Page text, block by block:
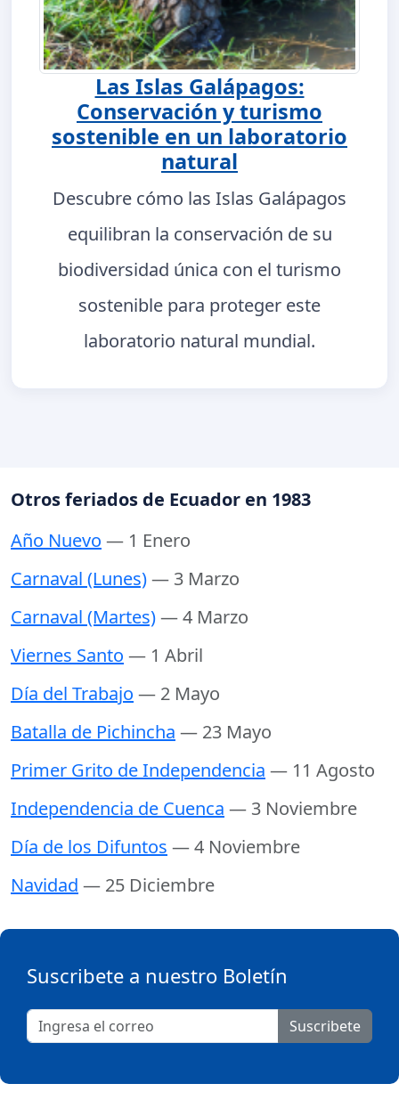
Las Islas Galápagos:
Conservación y turismo
sostenible en un laboratorio
natural
Descubre cómo las Islas Galápagos
equilibran la conservación de su
biodiversidad única con el turismo
sostenible para proteger este
laboratorio natural mundial.
Otros feriados de Ecuador en 1983
Año Nuevo — 1 Enero
Carnaval (Lunes)— 3 Marzo
Carnaval (Martes)— 4 Marzo
Viernes Santo — 1 Abril
Día del Trabajo — 2 Mayo
Batalla de Pichincha — 23 Mayo
Primer Grito de Independencia — 11 Agosto
Independencia de Cuenca — 3 Noviembre
Día de los Difuntos — 4 Noviembre
Navidad — 25 Diciembre
Suscribete a nuestro Boletín
Suscribete